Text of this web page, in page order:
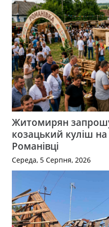
Житомирян
козацький куліш на
Романівці
Середа, 5 Серпня, 2026